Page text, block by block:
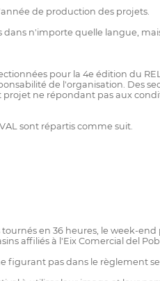
de production des projets.
n'importe quelle langue,
pour la 4e édition du
de l'organisation. Des
ne répondant pas aux
sont répartis comme suit.
en 36 heures, le week-
affiliés à l'Eix Comercial del
figurant pas dans le règlement